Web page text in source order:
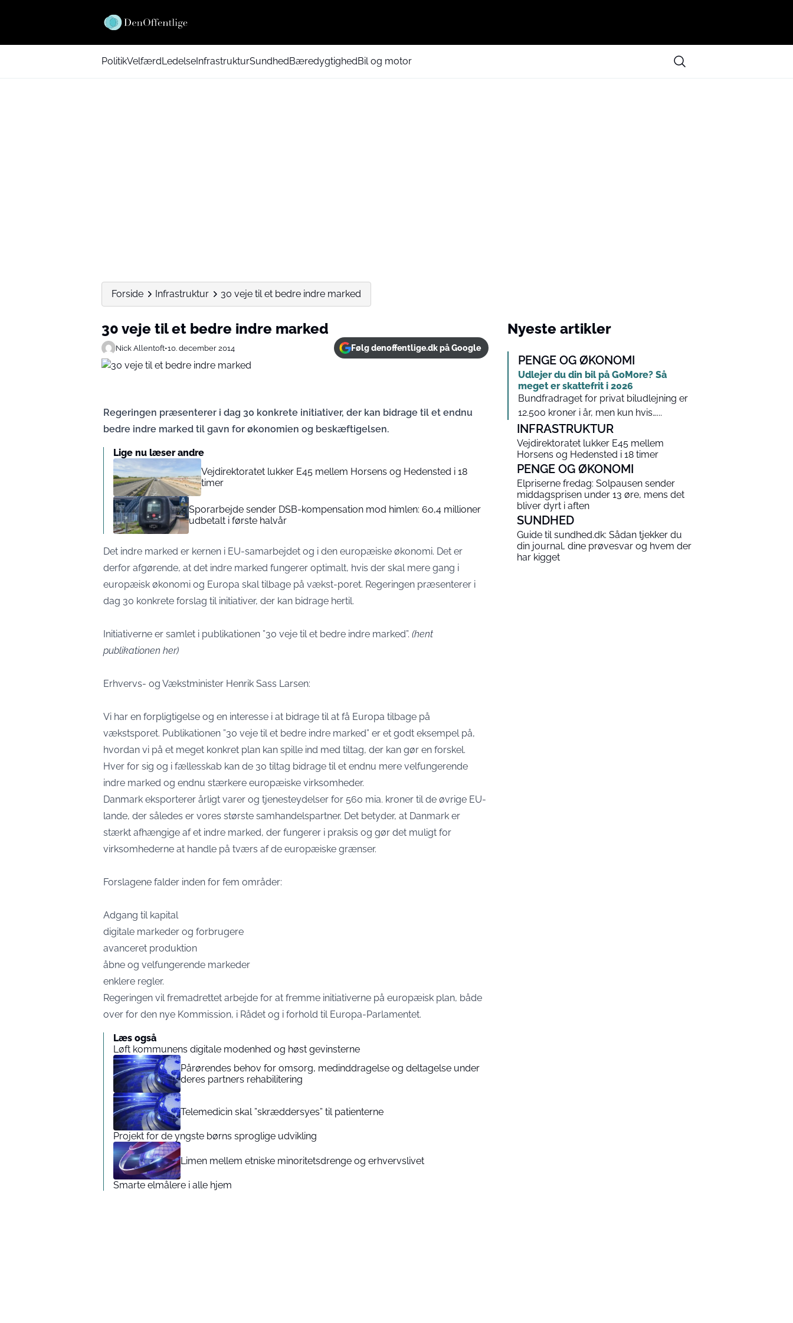
PolitikVelfærdLedelseInfrastrukturSundhedBæredygtighedBil og motor
Forside Infrastruktur 30 veje til et bedre indre marked
30 veje til et bedre indre marked
Nick Allentoft•10. december 2014 Følg denoffentlige.dk på Google
Regeringen præsenterer i dag 30 konkrete initiativer, der kan bidrage til et endnu
bedre indre marked til gavn for økonomien og beskæftigelsen.
Lige nu læser andre
Vejdirektoratet lukker E45 mellem Horsens og Hedensted i 18
timer
Sporarbejde sender DSB-kompensation mod himlen: 60,4 millioner
udbetalt i første halvår
Det indre marked er kernen i EU-samarbejdet og i den europæiske økonomi. Det er
derfor afgørende, at det indre marked fungerer optimalt, hvis der skal mere gang i
europæisk økonomi og Europa skal tilbage på vækst-poret. Regeringen præsenterer i
dag 30 konkrete forslag til initiativer, der kan bidrage hertil.
Initiativerne er samlet i publikationen ”30 veje til et bedre indre marked”. (hent
publikationen her)
Erhvervs- og Vækstminister Henrik Sass Larsen:
Vi har en forpligtigelse og en interesse i at bidrage til at få Europa tilbage på
vækstsporet. Publikationen ”30 veje til et bedre indre marked” er et godt eksempel på,
hvordan vi på et meget konkret plan kan spille ind med tiltag, der kan gør en forskel.
Hver for sig og i fællesskab kan de 30 tiltag bidrage til et endnu mere velfungerende
indre marked og endnu stærkere europæiske virksomheder.
Danmark eksporterer årligt varer og tjenesteydelser for 560 mia. kroner til de øvrige EU-
lande, der således er vores største samhandelspartner. Det betyder, at Danmark er
stærkt afhængige af et indre marked, der fungerer i praksis og gør det muligt for
virksomhederne at handle på tværs af de europæiske grænser.
Forslagene falder inden for fem områder:
Adgang til kapital
digitale markeder og forbrugere
avanceret produktion
åbne og velfungerende markeder
enklere regler.
Regeringen vil fremadrettet arbejde for at fremme initiativerne på europæisk plan, både
over for den nye Kommission, i Rådet og i forhold til Europa-Parlamentet.
Læs også
Løft kommunens digitale modenhed og høst gevinsterne
Pårørendes behov for omsorg, medinddragelse og deltagelse under
deres partners rehabilitering
Telemedicin skal ”skræddersyes” til patienterne
Projekt for de yngste børns sproglige udvikling
Limen mellem etniske minoritetsdrenge og erhvervslivet
Smarte elmålere i alle hjem
Nyeste artikler
PENGE OG ØKONOMI
Udlejer du din bil på GoMore? Så
meget er skattefrit i 2026
Bundfradraget for privat biludlejning er
12.500 kroner i år, men kun hvis…...
INFRASTRUKTUR
Vejdirektoratet lukker E45 mellem
Horsens og Hedensted i 18 timer
PENGE OG ØKONOMI
Elpriserne fredag: Solpausen sender
middagsprisen under 13 øre, mens det
bliver dyrt i aften
SUNDHED
Guide til sundhed.dk: Sådan tjekker du
din journal, dine prøvesvar og hvem der
har kigget